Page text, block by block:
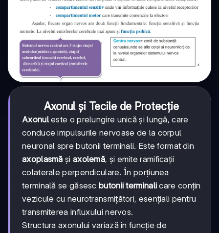
Axonul și Tecile de Protecție
Axonuleste o prelungire unică și lungă, care
conduce impulsurile nervoase de la corpul
neuronal spre butonii terminali. Este format din
axoplasmă și axolemă, și emite ramificații
colaterale perpendiculare. În porțiunea
terminală se găsesc butonii terminali care conțin
vezicule cu neurotransmițători, esențiali pentru
transmiterea influxului nervos.
Structura axonului variază în funcție de